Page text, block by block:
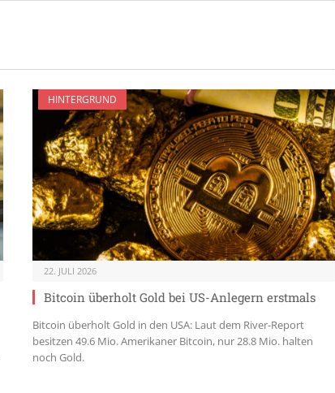
HINTERGRUND
22. JULI 2026
Bitcoin überholt Gold bei US-Anlegern erstmals
Bitcoin überholt Gold in den USA: Laut dem River-Report
besitzen 49.6 Mio. Amerikaner Bitcoin, nur 28.8 Mio. halten
noch Gold.